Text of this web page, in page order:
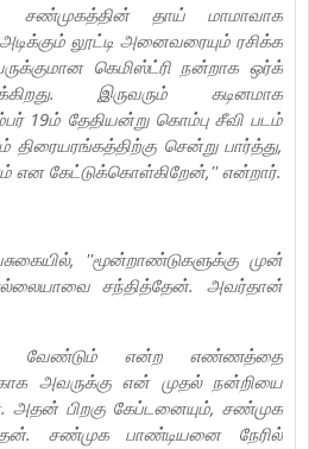
சண்முகத்தின் தாய் மாமாவாக
அடிக்கும் லூட்டி அனைவரையும் ரசிக்க
கெமிஸ்ட்ரி நன்றாக ஒர்க்
இருவரும் கடினமாக
19ம் தேதியன்று கொம்பு சீவி படம்
சென்று பார்த்து,
என கேட்டுக்கொள்கிறேன்,'' என்றார்.
''மூன்றாண்டுகளுக்கு முன்
சந்தித்தேன். அவர்தான்
வேண்டும் என்ற எண்ணத்தை
அவருக்கு என் முதல் நன்றியை
அதன் பிறகு கேப்டனையும், சண்முக
சண்முக பாண்டியனை நேரில்